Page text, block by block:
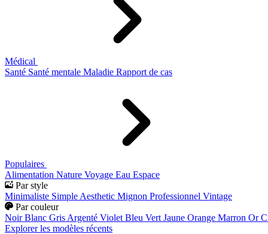
Médical
Santé Santé mentale Maladie Rapport de cas
Populaires
Alimentation Nature Voyage Eau Espace
Par style
Minimaliste Simple Aesthetic Mignon Professionnel Vintage
Par couleur
Noir Blanc Gris Argenté Violet Bleu Vert Jaune Orange Marron Or
Explorer les modèles récents